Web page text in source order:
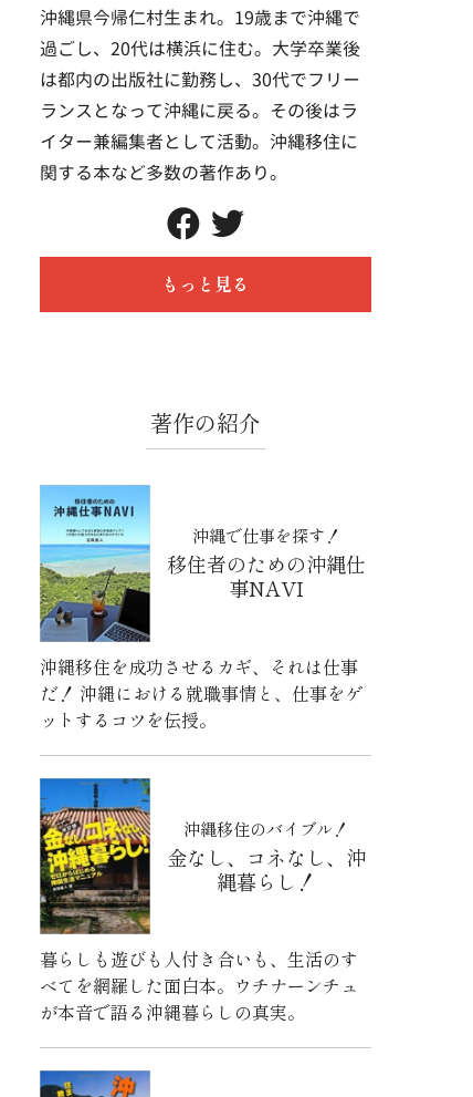
沖縄県今帰仁村生まれ。19歳まで沖縄で
過ごし、20代は横浜に住む。大学卒業後
は都内の出版社に勤務し、30代でフリー
ランスとなって沖縄に戻る。その後はラ
イター兼編集者として活動。沖縄移住に
関する本など多数の著作あり。
もっと見る
著作の紹介
沖縄で仕事を探す！
移住者のための沖縄仕
事NAVI
沖縄移住を成功させるカギ、それは仕事
だ！ 沖縄における就職事情と、仕事をゲ
ットするコツを伝授。
沖縄移住のバイブル！
金なし、コネなし、沖
縄暮らし！
暮らしも遊びも人付き合いも、生活のす
べてを網羅した面白本。ウチナーンチュ
が本音で語る沖縄暮らしの真実。